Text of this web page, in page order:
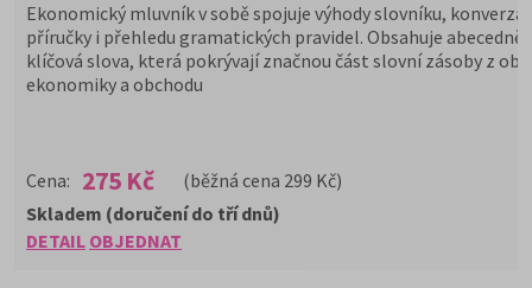
Ekonomický mluvník v sobě spojuje výhody slovníku,
příručky i přehledu gramatických pravidel. Obsahuje abecedně
klíčová slova, která pokrývají značnou část slovní zásoby z
ekonomiky a obchodu
Cena: 275 Kč (běžná cena 299 Kč)
DETAIL OBJEDNAT
Skladem (doručení do tří dnů)